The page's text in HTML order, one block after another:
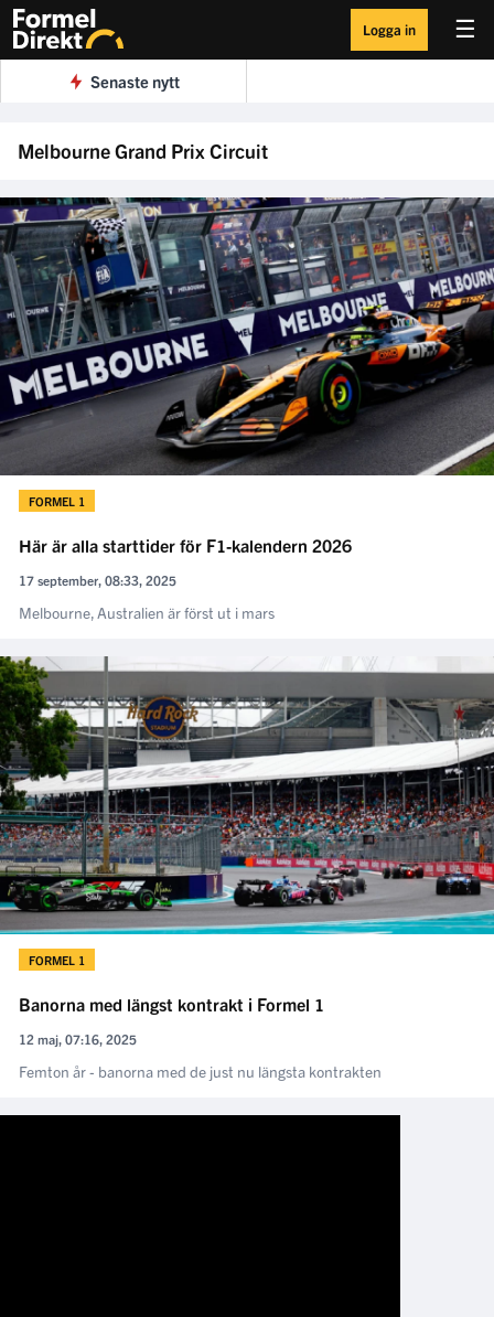
☰
Logga in
Senaste nytt
Melbourne Grand Prix Circuit
FORMEL 1
Här är alla starttider för F1-kalendern 2026
17 september, 08:33, 2025
Melbourne, Australien är först ut i mars
FORMEL 1
Banorna med längst kontrakt i Formel 1
12 maj, 07:16, 2025
Femton år - banorna med de just nu längsta kontrakten